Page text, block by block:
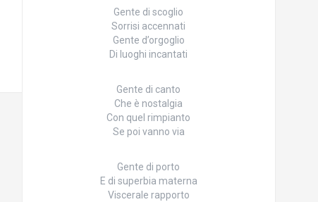
Gente di scoglio
Sorrisi accennati
Gente d’orgoglio
Di luoghi incantati
Gente di canto
Che è nostalgia
Con quel rimpianto
Se poi vanno via
Gente di porto
E di superbia materna
Viscerale rapporto